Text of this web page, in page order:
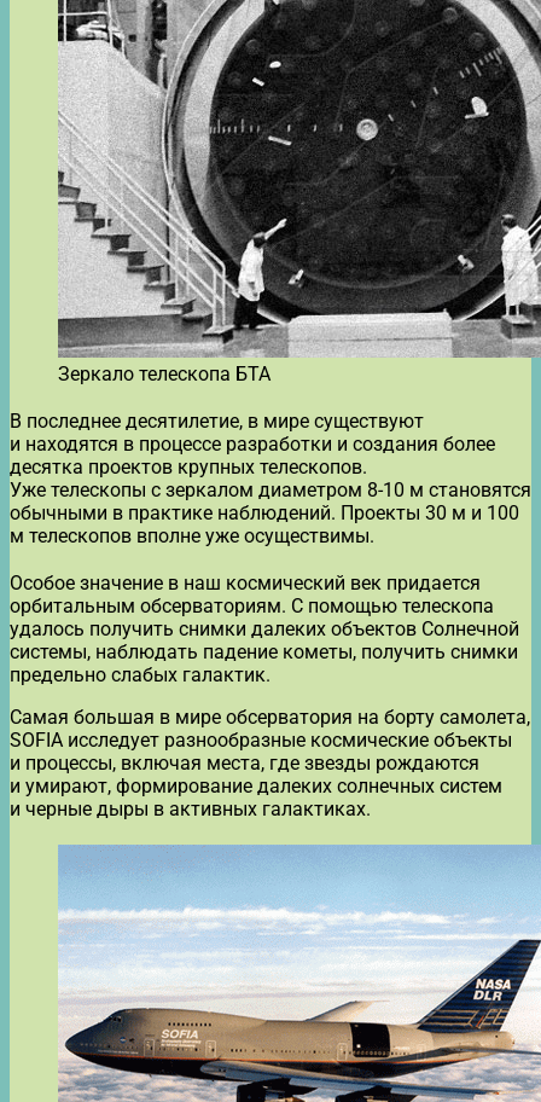
Зеркало телескопа БТА
В последнее десятилетие, в мире существуют
и находятся в процессе разработки и создания более
десятка проектов крупных телескопов.
Уже телескопы с зеркалом диаметром 8-10 м становятся
обычными в практике наблюдений. Проекты 30 м и 100
м телескопов вполне уже осуществимы.
Особое значение в наш космический век придается
орбитальным обсерваториям. С помощью телескопа
удалось получить снимки далеких объектов Солнечной
системы, наблюдать падение кометы, получить снимки
предельно слабых галактик.
Самая большая в мире обсерватория на борту самолета,
SOFIA исследует разнообразные космические объекты
и процессы, включая места, где звезды рождаются
и умирают, формирование далеких солнечных систем
и черные дыры в активных галактиках.